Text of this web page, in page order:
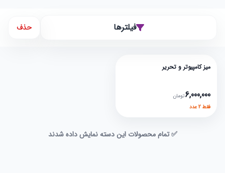
فیلترها حذف
در حد نو
میز کامپیوتر و تحریر
6,000,000تومان
فقط 2 عدد
✅ تمام محصولات این دسته نمایش داده شدند